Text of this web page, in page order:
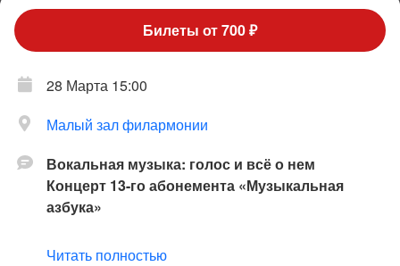
Билеты от 700 ₽
28 Марта 15:00
Малый зал филармонии
Вокальная музыка: голос и всё о нем
Концерт 13-го абонемента «Музыкальная
азбука»
Детский хор Филармонического общества Санкт-
Читать полностью